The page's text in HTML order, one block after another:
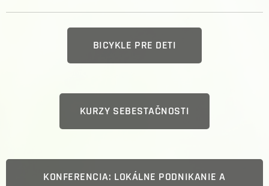
BICYKLE PRE DETI
KURZY SEBESTAČNOSTI
KONFERENCIA: LOKÁLNE PODNIKANIE A